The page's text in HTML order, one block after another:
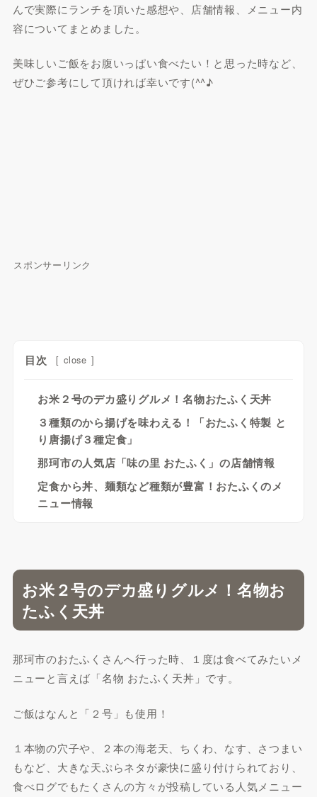
んで実際にランチを頂いた感想や、店舗情報、メニュー内
容についてまとめました。
美味しいご飯をお腹いっぱい食べたい！と思った時など、
ぜひご参考にして頂ければ幸いです(^^♪
スポンサーリンク
目次 [ close ]
お米２号のデカ盛りグルメ！名物おたふく天丼
３種類のから揚げを味わえる！「おたふく特製 と
り唐揚げ３種定食」
那珂市の人気店「味の里 おたふく」の店舗情報
定食から丼、麺類など種類が豊富！おたふくのメ
ニュー情報
お米２号のデカ盛りグルメ！名物お
たふく天丼
那珂市のおたふくさんへ行った時、１度は食べてみたいメ
ニューと言えば「名物 おたふく天丼」です。
ご飯はなんと「２号」も使用！
１本物の穴子や、２本の海老天、ちくわ、なす、さつまい
もなど、大きな天ぷらネタが豪快に盛り付けられており、
食べログでもたくさんの方々が投稿している人気メニュー